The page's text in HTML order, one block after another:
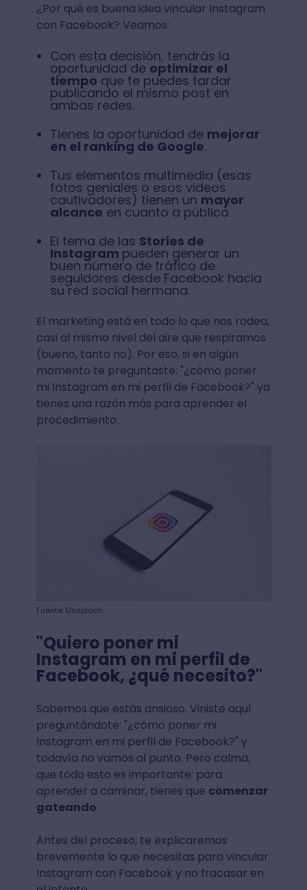
¿Por qué es buena idea vincular Instagram
con Facebook? Veamos:
Con esta decisión, tendrás la
oportunidad de optimizar el
tiempo que te puedes tardar
publicando el mismo post en
ambas redes.
Tienes la oportunidad de mejorar
en el ranking de Google.
Tus elementos multimedia (esas
fotos geniales o esos videos
cautivadores) tienen un mayor
alcance en cuanto a público.
El tema de las Stories de
Instagram pueden generar un
buen número de tráfico de
seguidores desde Facebook hacia
su red social hermana.
El marketing está en todo lo que nos rodea,
casi al mismo nivel del aire que respiramos
(bueno, tanto no). Por eso, si en algún
momento te preguntaste: "¿cómo poner
mi Instagram en mi perfil de Facebook?" ya
tienes una razón más para aprender el
procedimiento.
Fuente: Unsplash
"Quiero poner mi
Instagram en mi perfil de
Facebook, ¿qué necesito?"
Sabemos que estás ansioso. Viniste aquí
preguntándote: "¿cómo poner mi
Instagram en mi perfil de Facebook?" y
todavía no vamos al punto. Pero calma,
que todo esto es importante: para
aprender a caminar, tienes que comenzar
gateando.
Antes del proceso, te explicaremos
brevemente lo que necesitas para vincular
Instagram con Facebook y no fracasar en